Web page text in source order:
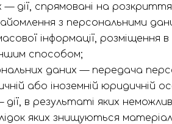
дії, спрямовані на
з персональними
інформації,
способом;
даних — передача
або іноземній юридичній
в результаті яких
яких знищуються